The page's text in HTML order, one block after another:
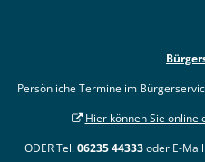
Persönliche Termine im
Hier können Sie
ODER Tel.06235 44333oder E-Mail